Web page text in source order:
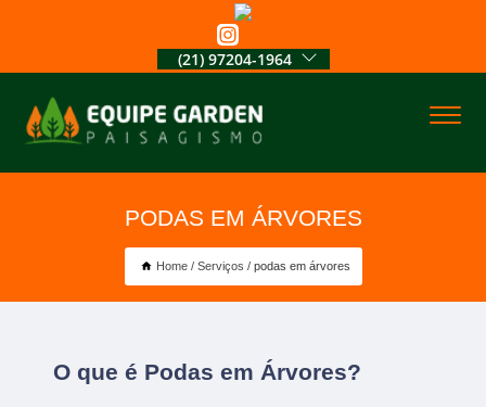
(21) 97204-1964
PODAS EM ÁRVORES
Home Serviços podas em árvores
O que é Podas em Árvores?